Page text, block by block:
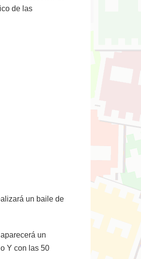
de las
un baile de
un
Y con las 50